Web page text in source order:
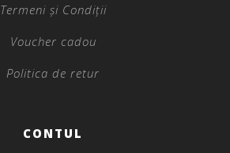
Termeni și Condiții
Voucher cadou
Politica de retur
CONTUL